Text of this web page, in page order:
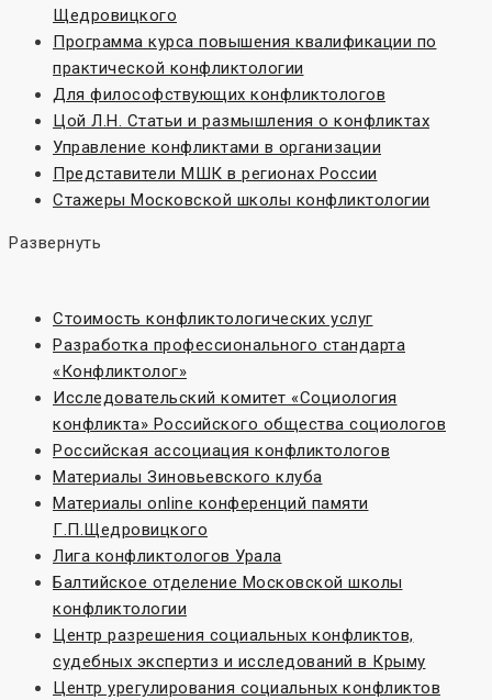
Щедровицкого
Программа курса повышения квалификации по
практической конфликтологии
Для философствующих конфликтологов
Цой Л.Н. Статьи и размышления о конфликтах
Управление конфликтами в организации
Представители МШК в регионах России
Стажеры Московской школы конфликтологии
Развернуть
Стоимость конфликтологических услуг
Разработка профессионального стандарта
«Конфликтолог»
Исследовательский комитет «Социoлогия
конфликта» Российского общества социологов
Российская ассоциация конфликтологов
Материалы Зиновьевского клуба
Материалы online конференций памяти
Г.П.Щедровицкого
Лига конфликтологов Урала
Балтийское отделение Московской школы
конфликтологии
Центр разрешения социальных конфликтов,
судебных экспертиз и исследований в Крыму
Центр урегулирования социальных конфликтов